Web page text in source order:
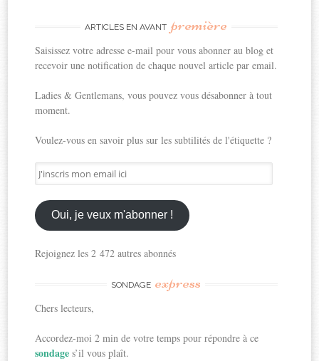
ARTICLES EN AVANT première
Saisissez votre adresse e-mail pour vous abonner au blog et
recevoir une notification de chaque nouvel article par email.
Ladies & Gentlemans, vous pouvez vous désabonner à tout
moment.
Voulez-vous en savoir plus sur les subtilités de l'étiquette ?
J'inscris
mon
email
ici
Oui, je veux m'abonner !
Rejoignez les 2 472 autres abonnés
SONDAGE express
Chers lecteurs,
Accordez-moi 2 min de votre temps pour répondre à ce
sondages’il vous plaît.